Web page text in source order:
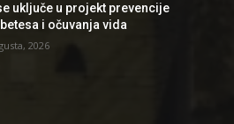
uključe u projekt prevencije
i očuvanja vida
2026